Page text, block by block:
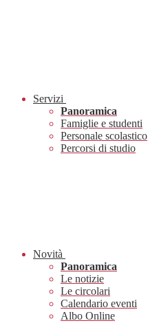
Servizi
Panoramica
Famiglie e studenti
Personale scolastico
Percorsi di studio
Novità
Panoramica
Le notizie
Le circolari
Calendario eventi
Albo Online